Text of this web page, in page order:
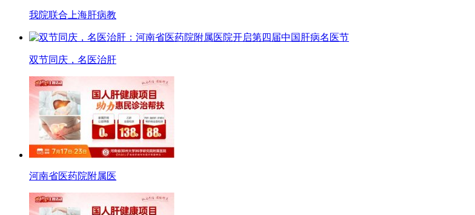
我院联合上海肝病教
双节同庆，名医治肝
河南省医药院附属医